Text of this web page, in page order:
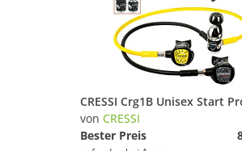
von CRESSI
Bester Preis